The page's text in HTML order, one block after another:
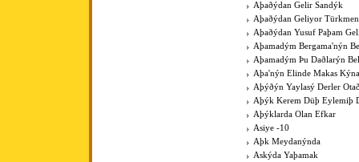
Aþaðýdan Gelir Sandýk
Aþaðýdan Geliyor
Aþaðýdan Yusuf Paþam
Aþamadým Bergama'nýn
Aþamadým Þu Daðlarýn
Aþa'nýn Elinde Makas
Aþýðýn Yaylasý Derler
Aþýk Kerem Düþ Eylemiþ
Aþýklarda Olan Efkar
Asiye -10
Aþk Meydanýnda
Askýda Yaþamak